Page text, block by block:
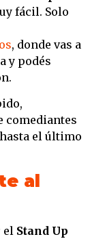
fácil. Solo
, donde vas a
y podés
comediantes
el último
al
el Stand Up